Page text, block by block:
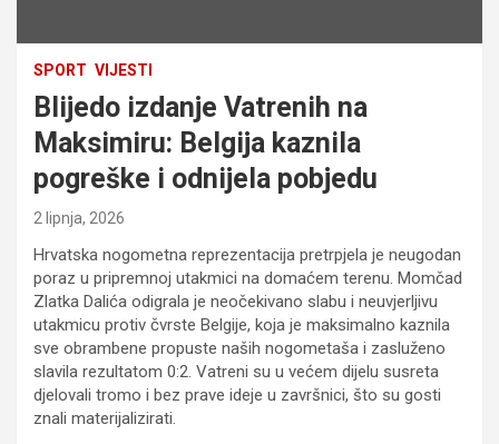
SPORT VIJESTI
Blijedo izdanje Vatrenih na
Maksimiru: Belgija kaznila
pogreške i odnijela pobjedu
2 lipnja, 2026
Hrvatska nogometna reprezentacija pretrpjela je neugodan
poraz u pripremnoj utakmici na domaćem terenu. Momčad
Zlatka Dalića odigrala je neočekivano slabu i neuvjerljivu
utakmicu protiv čvrste Belgije, koja je maksimalno kaznila
sve obrambene propuste naših nogometaša i zasluženo
slavila rezultatom 0:2. Vatreni su u većem dijelu susreta
djelovali tromo i bez prave ideje u završnici, što su gosti
znali materijalizirati.